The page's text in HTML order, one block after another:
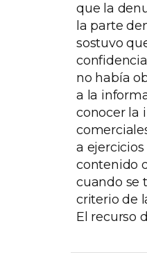
que la
la parte
sostuvo
no había
a la
conocer la
a
contenido
cuando se
criterio de
El recurso